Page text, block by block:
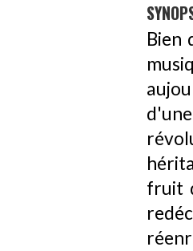
Bien
fruit